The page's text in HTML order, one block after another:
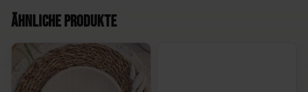
Ähnliche Produkte